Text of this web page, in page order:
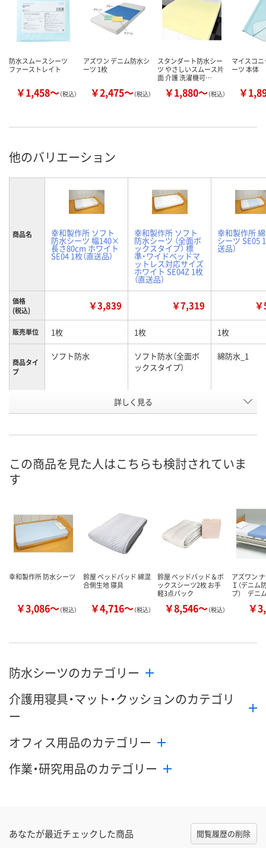
防水スムースシーツ
ファーストレイト
￥1,458～（税込）
アズワン デニム防水シ
ーツ 1枚
￥2,475～（税込）
スタンダート防水シー
ツ やさしいスムース片
面 介護 洗濯機可…
￥1,880～（税込）
マイスコ
ーツ 本体
￥
他のバリエーション
商品名 幸和製作所 ソフト
防水シーツ 幅140×
長さ80cm ホワイト
SE04 1枚（直送品）
幸和製作所 ソフト
防水シーツ （全面ボ
ックスタイプ） 標
準・ワイドベッドマ
ットレス対応サイズ
ホワイト SE04Z 1枚
（直送品）
幸和製作所
シーツ SE05
送品）
価格
(税込)
￥3,839 ￥7,319
販売単位 1枚 1枚 1枚
商品タイ
プ
ソフト防水
ソフト防水（全面ボ
ックスタイプ）
綿防水_1
H748016 AP14439
カ
詳しく見る
この商品を見た人はこちらも検討されていま
す
幸和製作所 防水シーツ
￥3,086～（税込）
鈴屋 ベッドパッド 綿混
合側生地 寝具
￥4,716～（税込）
鈴屋 ベッドパッド＆ボ
ックスシーツ2枚 お手
軽3点パック
￥8,546～（税込）
アズワン
Ｉ（デニム
プ） デニ
￥
防水シーツのカテゴリー
介護用寝具・マット・クッションのカテゴリ
ー
オフィス用品のカテゴリー
作業・研究用品のカテゴリー
あなたが最近チェックした商品 閲覧履歴の削除